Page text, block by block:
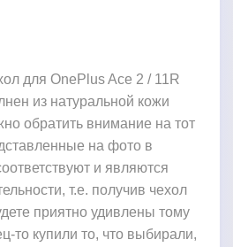
для OnePlus Ace 2 / 11R
из натуральной кожи
обратить внимание на тот
на фото в
и являются
т.е. получив чехол
приятно удивлены тому
то купили то, что выбирали,